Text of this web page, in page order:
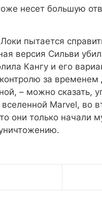
несет большую
Локи пытается
версия Сильви
Кангу и его
за временем
– можно сказать,
Marvel, во
они только начали